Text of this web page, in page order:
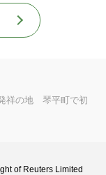
祥の地 琴平町で初
of Reuters Limited